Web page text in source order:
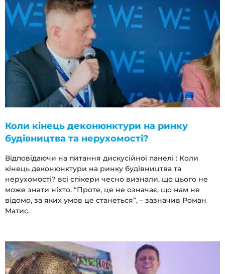
Коли кінець деконюнктури на ринку
будівництва та нерухомості?
Відповідаючи на питання дискусійної панелі : Коли
кінець деконюнктури на ринку будівництва та
нерухомості? всі спікери чесно визнали, що цього не
може знати ніхто. “Проте, це не означає, що нам не
відомо, за яких умов це станеться”, – зазначив Роман
Матис.